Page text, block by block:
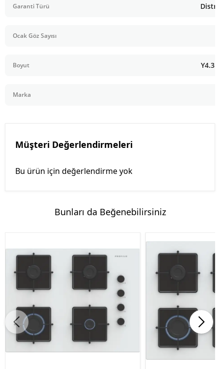
Garanti Türü
Ocak Göz Sayısı
Boyut Y4.3
Marka
Müşteri Değerlendirmeleri
Bu ürün için değerlendirme yok
Bunları da Beğenebilirsiniz